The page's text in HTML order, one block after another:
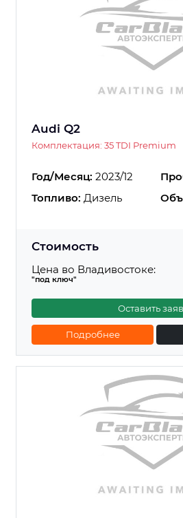
Audi Q2
Комплектация: 35 TDI Premium
Год/Месяц: 2023/12
Топливо: Дизель
Стоимость
Цена во Владивостоке:
"под ключ"
Оставить
Подробнее